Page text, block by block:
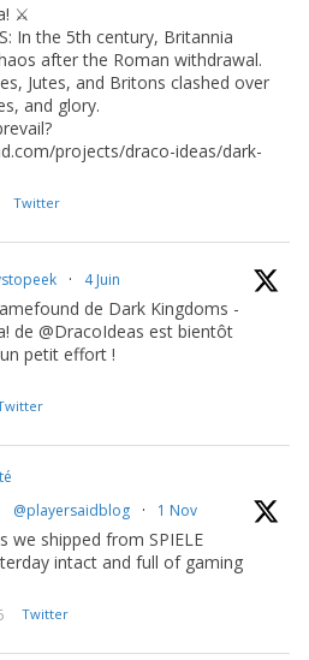
⚔️
In the 5th century, Britannia
after the Roman withdrawal.
Jutes, and Britons clashed over
and glory.
projects/draco-ideas/dark-
Twitter
· 4 Juin
de Dark Kingdoms -
de @DracoIdeas est bientôt
petit effort !
@playersaidblog · 1 Nov
we shipped from SPIELE
intact and full of gaming
Twitter